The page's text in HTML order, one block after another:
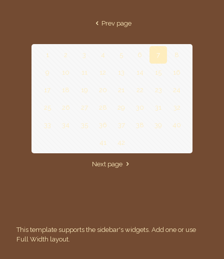
Prev page
1 2 3 4 5 6 7 8
9 10 11 12 13 14 15 16
17 18 19 20 21 22 23 24
25 26 27 28 29 30 31 32
33 34 35 36 37 38 39 40
41 42
Next page
This template supports the sidebar's widgets. Add one or use
Full Width layout.